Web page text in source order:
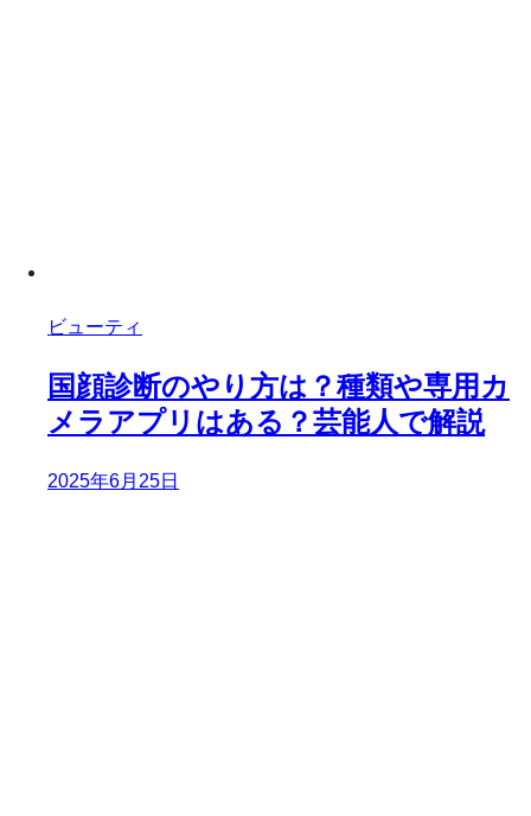
ビューティ
国顔診断のやり方は？種類や専用カ
メラアプリはある？芸能人で解説
2025年6月25日